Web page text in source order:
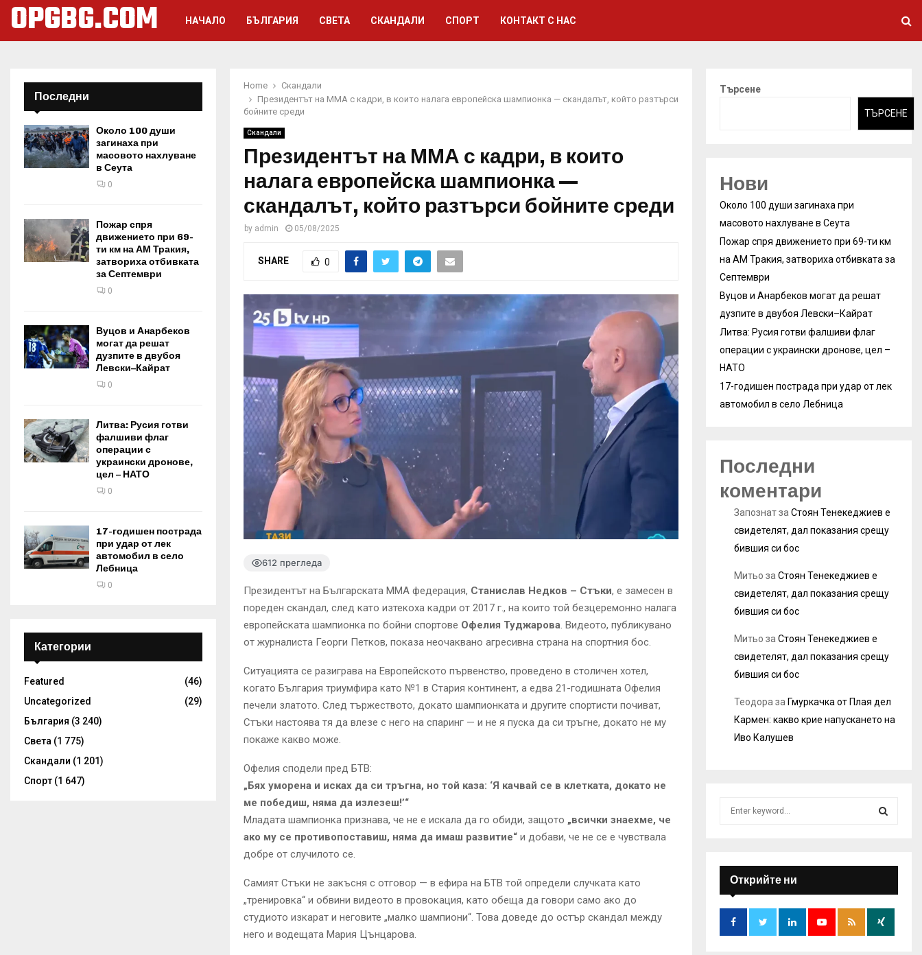
OPGBG.COM НАЧАЛО БЪЛГАРИЯ СВЕТА СКАНДАЛИ СПОРТ КОНТАКТ С НАС
Home
Скандали
Президентът на ММА с кадри, в които налага европейска шампионка — скандалът, който разтърси
бойните среди
Скандали
Президентът на ММА с кадри, в които
налага европейска шампионка —
скандалът, който разтърси бойните среди
by admin 05/08/2025
SHARE 0
612 прегледа
Президентът на Българската ММА федерация, Станислав Недков – Стъки, е замесен в
пореден скандал, след като изтекоха кадри от 2017 г., на които той безцеремонно налага
европейската шампионка по бойни спортове Офелия Туджарова. Видеото, публикувано
от журналиста Георги Петков, показа неочаквано агресивна страна на спортния бос.
Ситуацията се разиграва на Европейското първенство, проведено в столичен хотел,
когато България триумфира като №1 в Стария континент, а едва 21-годишната Офелия
печели златото. След тържеството, докато шампионката и другите спортисти почиват,
Стъки настоява тя да влезе с него на спаринг — и не я пуска да си тръгне, докато не му
покаже какво може.
Офелия сподели пред БТВ:
„Бях уморена и исках да си тръгна, но той каза: ‘Я качвай се в клетката, докато не
ме победиш, няма да излезеш!’“
Младата шампионка признава, че не е искала да го обиди, защото „всички знаехме, че
ако му се противопоставиш, няма да имаш развитие“ и добави, че не се е чувствала
добре от случилото се.
Самият Стъки не закъсня с отговор — в ефира на БТВ той определи случката като
„тренировка“ и обвини видеото в провокация, като обеща да говори само ако до
студиото изкарат и неговите „малко шампиони“. Това доведе до остър скандал между
него и водещата Мария Цънцарова.
Последни
Около 100 души
загинаха при
масовото нахлуване
в Сеута
0
Пожар спря
движението при 69-
ти км на АМ Тракия,
затвориха отбивката
за Септември
0
Вуцов и Анарбеков
могат да решат
дузпите в двубоя
Левски–Кайрат
0
Литва: Русия готви
фалшиви флаг
операции с
украински дронове,
цел – НАТО
0
17-годишен пострада
при удар от лек
автомобил в село
Лебница
0
Категории
Featured
(46)
Uncategorized
(29)
България (3 240)
Света (1 775)
Скандали (1 201)
Спорт (1 647)
Търсене
ТЪРСЕНЕ
Нови
Около 100 души загинаха при
масовото нахлуване в Сеута
Пожар спря движението при 69-ти км
на АМ Тракия, затвориха отбивката за
Септември
Вуцов и Анарбеков могат да решат
дузпите в двубоя Левски–Кайрат
Литва: Русия готви фалшиви флаг
операции с украински дронове, цел –
НАТО
17-годишен пострада при удар от лек
автомобил в село Лебница
Последни
коментари
Запознатза Стоян Тенекеджиев е
свидетелят, дал показания срещу
бившия си бос
Митьо за Стоян Тенекеджиев е
свидетелят, дал показания срещу
бившия си бос
Митьо за Стоян Тенекеджиев е
свидетелят, дал показания срещу
бившия си бос
Теодора за Гмуркачка от Плая дел
Кармен: какво крие напускането на
Иво Калушев
:
E
A
R
Открийте ни